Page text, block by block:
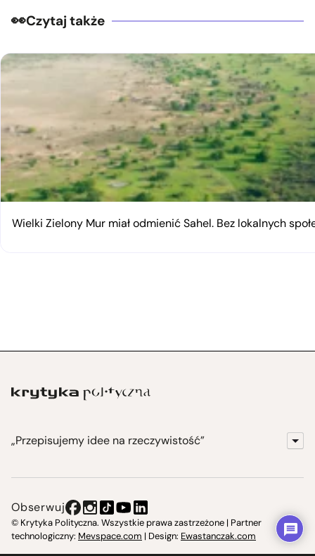
Czytaj także
Wielki Zielony Mur miał odmienić Sahel. Bez lokalnych
„Przepisujemy idee na rzeczywistość”
Instytut Krytyki Politycznej
Obserwuj
© Krytyka Polityczna. Wszystkie prawa zastrzeżone | Partner
technologiczny: Mevspace.com | Design: Ewastanczak.com